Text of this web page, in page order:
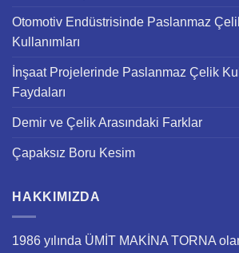
Otomotiv Endüstrisinde Paslanmaz
Kullanımları
İnşaat Projelerinde Paslanmaz Çelik
Faydaları
Demir ve Çelik Arasındaki Farklar
Çapaksız Boru Kesim
HAKKIMIZDA
1986 yılında ÜMİT MAKİNA TORNA